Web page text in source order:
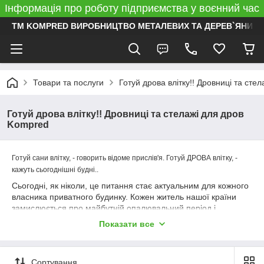
Інформація про роботу підприємства у воєнний час
ТМ KOMPRED ВИРОБНИЦТВО МЕТАЛЕВИХ ТА ДЕРЕВ`ЯНИХ
Товари та послуги Готуй дрова влітку!! Дровниці та
Готуй дрова влітку!! Дровниці та стелажі для дров
Kompred
Готуй сани влітку, - говорить відоме прислів'я. Готуй ДРОВА влітку, -
кажуть сьогоднішні будні..
Сьогодні, як ніколи, це питання стає актуальним для кожного
власника приватного будинку. Кожен житель нашої країни
замислюється про майбутній опалювальний період і
намагається організувати альтернативні способи обігріву
Показати все
Сортування